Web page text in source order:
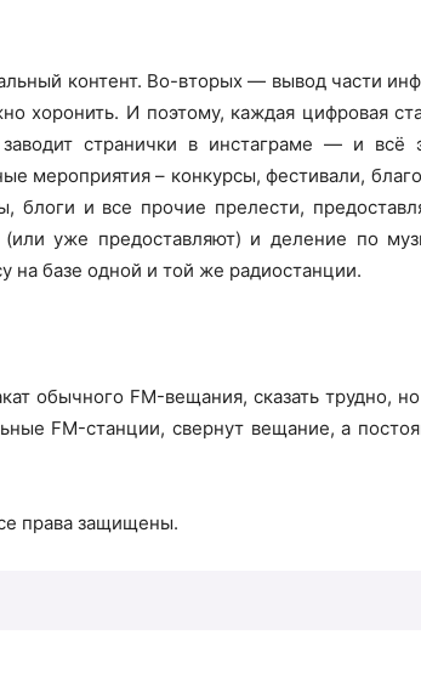
контент. Во-вторых — вывод части
хоронить. И поэтому, каждая цифровая
странички в инстаграме — и
мероприятия – конкурсы, фестивали,
блоги и все прочие прелести,
(или уже предоставляют) и деление по
на базе одной и той же радиостанции.
обычного FM-вещания, сказать трудно,
FM-станции, свернут вещание, а
права защищены.